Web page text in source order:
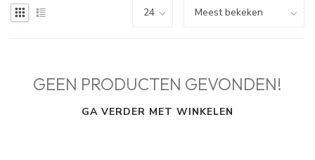
GEEN PRODUCTEN GEVONDEN!
GA VERDER MET WINKELEN